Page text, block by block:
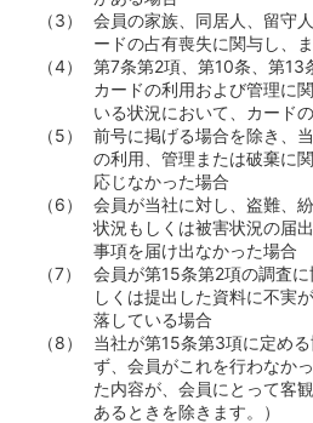
会員の家族、同居人、留守
ードの占有喪失に関与し、
第7条第2項、第10条、第13
カードの利用および管理に
いる状況において、カード
前号に掲げる場合を除き、
の利用、管理または破棄に
応じなかった場合
会員が当社に対し、盗難、
状況もしくは被害状況の届
事項を届け出なかった場合
会員が第15条第2項の調査
しくは提出した資料に不実
落している場合
当社が第15条第3項に定め
ず、会員がこれを行わなか
た内容が、会員にとって客
あるときを除きます。）